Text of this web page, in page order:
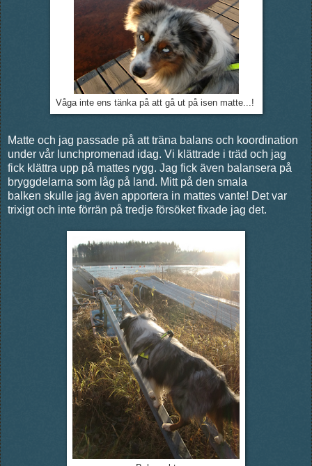
Våga inte ens tänka på att gå ut på isen matte...!
Matte och jag passade på att träna balans och koordination
under vår lunchpromenad idag. Vi klättrade i träd och jag
fick klättra upp på mattes rygg. Jag fick även balansera på
bryggdelarna som låg på land. Mitt på den smala
balken skulle jag även apportera in mattes vante! Det var
trixigt och inte förrän på tredje försöket fixade jag det.